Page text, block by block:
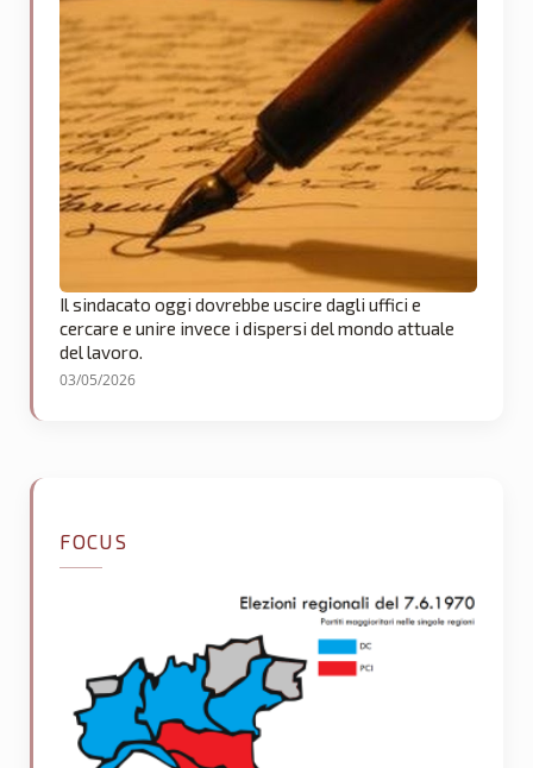
Il sindacato oggi dovrebbe uscire dagli uffici e
cercare e unire invece i dispersi del mondo attuale
del lavoro.
03/05/2026
FOCUS